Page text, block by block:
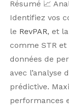
Résumé 📈
Identifiez vos
le RevPAR, et
comme STR et
données de
avec l’analyse
prédictive.
performances